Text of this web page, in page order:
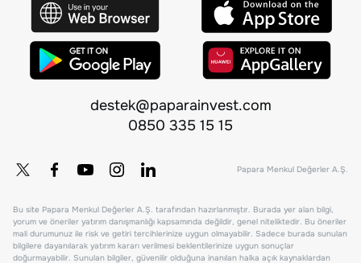
destek@paparainvest.com
0850 335 15 15
Papara Menkul Değerler A.Ş.
Bu site Papara Menkul Değerler A.Ş. tarafından hazırlanmıştır. Burada yer alan bilgi,
yorum ve öneriler yatırım danışmanlığı kapsamında değildir, genel niteliktedir. Bu öneriler
mali durumunuz ile risk ve getiri tercihlerinize uygun olmayabilir. Sadece burada sunulan
bilgilere dayanılarak yatırım kararı verilmesi beklentilerinize uygun sonuçlar
doğurmayabilir. Sunulan bilgiler, güvenilir olduğuna inanılan halka açık kaynaklardan